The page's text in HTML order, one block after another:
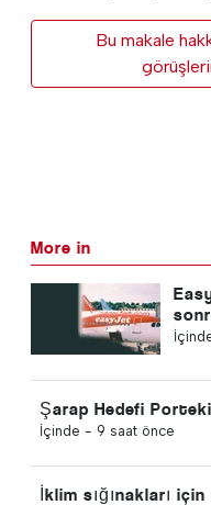
Bu makale
More in
Şarap Hedefi
İçinde - 9 saat önce
İklim sığınakları